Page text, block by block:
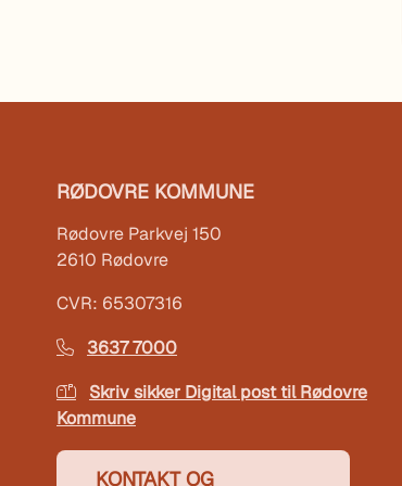
RØDOVRE KOMMUNE
Rødovre Parkvej 150
2610 Rødovre
CVR: 65307316
3637 7000
Skriv sikker Digital post til Rødovre
Kommune
KONTAKT OG